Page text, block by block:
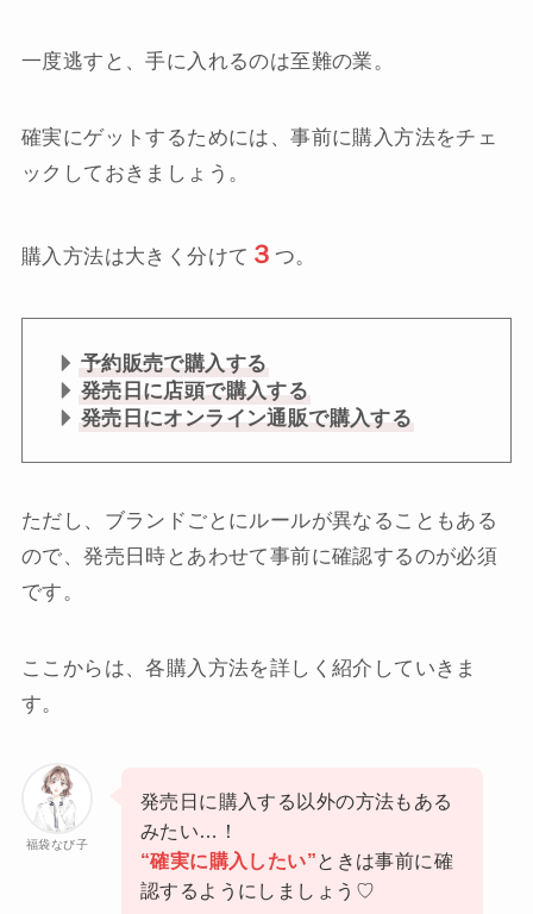
一度逃すと、手に入れるのは至難の業。
確実にゲットするためには、事前に購入方法をチェ
ックしておきましょう。
購入方法は大きく分けて ３ つ。
予約販売で購入する
発売日に店頭で購入する
発売日にオンライン通販で購入する
ただし、ブランドごとにルールが異なることもある
ので、発売日時とあわせて事前に確認するのが必須
です。
ここからは、各購入方法を詳しく紹介していきま
す。
福袋なび子
発売日に購入する以外の方法もある
みたい…！
“確実に購入したい”ときは事前に確
認するようにしましょう♡